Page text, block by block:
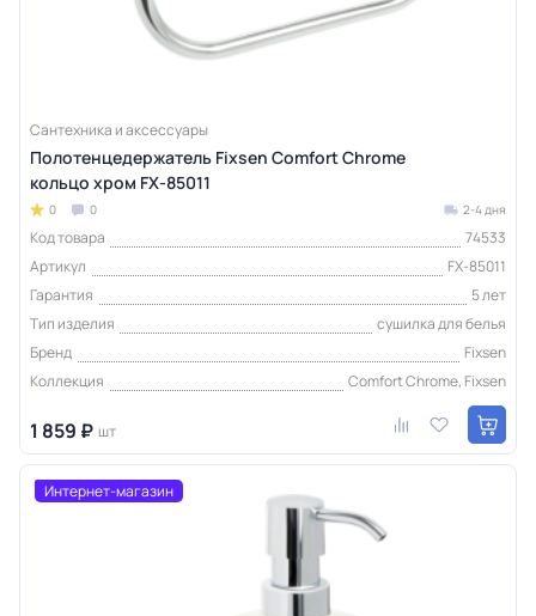
Сантехника и аксессуары
Полотенцедержатель Fixsen Comfort Chrome
кольцо хром FX-85011
0 0 2-4 дня
Код товара
74533
Артикул
FX-85011
Гарантия
5 лет
Тип изделия
сушилка для белья
Бренд
Fixsen
Коллекция
Comfort Chrome, Fixsen
1 859 ₽ шт
Интернет-магазин